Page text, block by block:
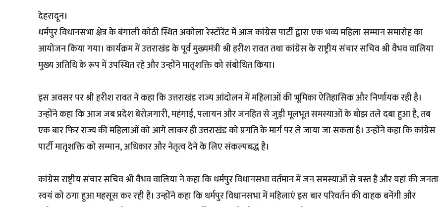
देहरादून।
धर्मपुर विधानसभा क्षेत्र के बंगाली कोठी स्थित अकोला रेस्टोरेंट में आज कांग्रेस पार्टी द्वारा एक भव्य महिला सम्मान समारोह का
आयोजन किया गया। कार्यक्रम में उत्तराखंड के पूर्व मुख्यमंत्री श्री हरीश रावत तथा कांग्रेस के राष्ट्रीय संचार सचिव श्री वैभव वालिया
मुख्य अतिथि के रूप में उपस्थित रहे और उन्होंने मातृशक्ति को संबोधित किया।
इस अवसर पर श्री हरीश रावत ने कहा कि उत्तराखंड राज्य आंदोलन में महिलाओं की भूमिका ऐतिहासिक और निर्णायक रही है।
उन्होंने कहा कि आज जब प्रदेश बेरोज़गारी, महंगाई, पलायन और जनहित से जुड़ी मूलभूत समस्याओं के बोझ तले दबा हुआ है, तब
एक बार फिर राज्य की महिलाओं को आगे लाकर ही उत्तराखंड को प्रगति के मार्ग पर ले जाया जा सकता है। उन्होंने कहा कि कांग्रेस
पार्टी मातृशक्ति को सम्मान, अधिकार और नेतृत्व देने के लिए संकल्पबद्ध है।
कांग्रेस राष्ट्रीय संचार सचिव श्री वैभव वालिया ने कहा कि धर्मपुर विधानसभा वर्तमान में जन समस्याओं से त्रस्त है और यहां की जनता
स्वयं को ठगा हुआ महसूस कर रही है। उन्होंने कहा कि धर्मपुर विधानसभा में महिलाएं इस बार परिवर्तन की वाहक बनेंगी और